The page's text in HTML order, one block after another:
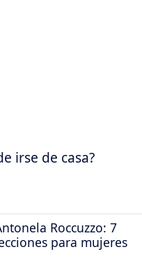
irse de casa?
Roccuzzo: 7
para mujeres